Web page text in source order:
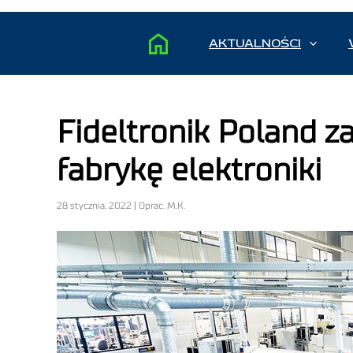
AKTUALNOŚCI
Fideltronik Poland
fabrykę elektroniki
28 stycznia, 2022 | Oprac. M.K.